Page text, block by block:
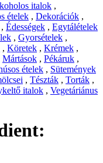
italok ,
ételek , Dekorációk ,
, Édességek , Egytálételek
, Gyorsételek ,
, Köretek , Krémek ,
Mártások , Pékáruk ,
ételek , Sütemények
, Tészták , Torták ,
italok , Vegetáriánus